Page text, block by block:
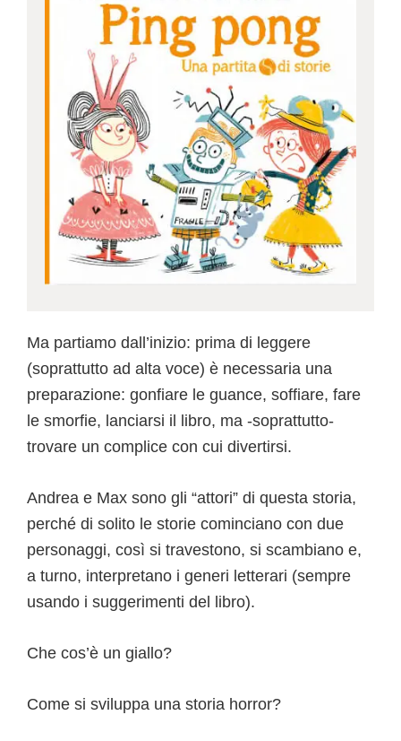
Ma partiamo dall’inizio: prima di leggere
(soprattutto ad alta voce) è necessaria una
preparazione: gonfiare le guance, soffiare, fare
le smorfie, lanciarsi il libro, ma -soprattutto-
trovare un complice con cui divertirsi.
Andrea e Max sono gli “attori” di questa storia,
perché di solito le storie cominciano con due
personaggi, così si travestono, si scambiano e,
a turno, interpretano i generi letterari (sempre
usando i suggerimenti del libro).
Che cos’è un giallo?
Come si sviluppa una storia horror?